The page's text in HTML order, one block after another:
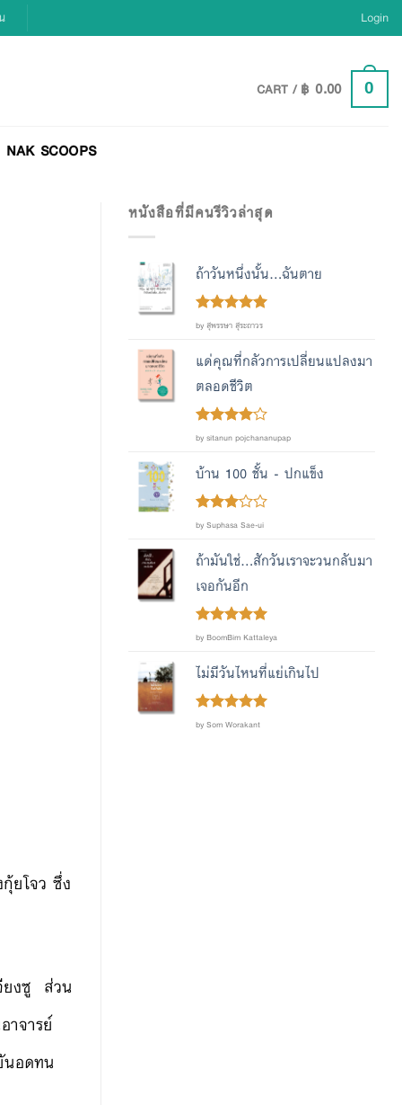
Login
CART /฿ 0.00 0
NAK SCOOPS
ยโจว ซึ่ง
ยงซู ส่วน
าจารย์
อดทน
หนังสือที่มีคนรีวิวล่าสุด
ถ้าวันหนึ่งนั้น...ฉันตาย
Rated 5out
by สุพรรษา สุระถาวร
แด่คุณที่กลัวการเปลี่ยนแปลงมา
ตลอดชีวิต
Rated4
by sitanun pojchananupap
บ้าน 100 ชั้น - ปกแข็ง
Rated
of 5
by Suphasa Sae-ui
ถ้ามันใช่...สักวันเราจะวนกลับมา
เจอกันอีก
Rated5 out
by BoomBim Kattaleya
ไม่มีวันไหนที่แย่เกินไป
Rated5out
by Som Worakant